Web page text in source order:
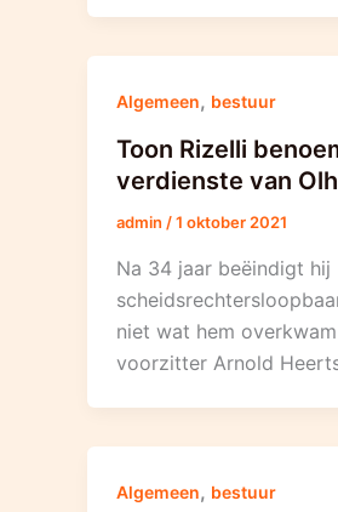
Algemeen, bestuur
Toon Rizelli
verdienste van
admin /1 oktober 2021
Na 34 jaar beëindigt hij
niet wat hem
voorzitter Arnold
Algemeen, bestuur